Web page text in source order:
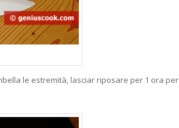
le estremità, lasciar riposare per 1 ora per